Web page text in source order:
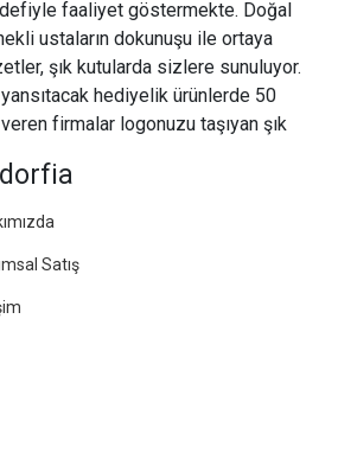
faaliyet göstermekte. Doğal
ustaların dokunuşu ile ortaya
şık kutularda sizlere sunuluyor.
hediyelik ürünlerde 50
firmalar logonuzu taşıyan şık
Satış